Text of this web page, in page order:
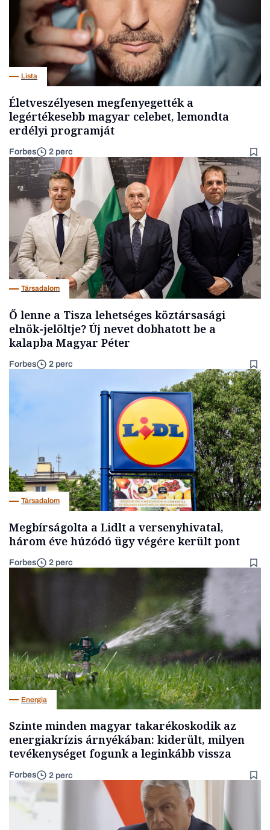
Lista
Életveszélyesen megfenyegették a
legértékesebb magyar celebet, lemondta
erdélyi programját
Forbes 2 perc
Társadalom
Ő lenne a Tisza lehetséges köztársasági
elnök-jelöltje? Új nevet dobhatott be a
kalapba Magyar Péter
Forbes 2 perc
Társadalom
Megbírságolta a Lidlt a versenyhivatal,
három éve húzódó ügy végére került pont
Forbes 2 perc
Energia
Szinte minden magyar takarékoskodik az
energiakrízis árnyékában: kiderült, milyen
tevékenységet fogunk a leginkább vissza
Forbes 2 perc